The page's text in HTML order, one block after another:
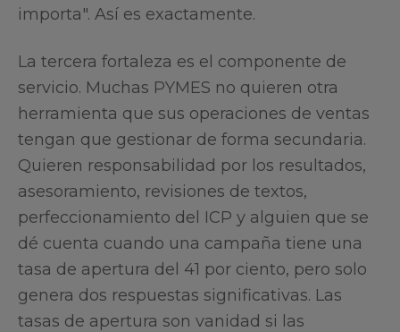
importa". Así es exactamente.
La tercera fortaleza es el componente de
servicio. Muchas PYMES no quieren otra
herramienta que sus operaciones de ventas
tengan que gestionar de forma secundaria.
Quieren responsabilidad por los resultados,
asesoramiento, revisiones de textos,
perfeccionamiento del ICP y alguien que se
dé cuenta cuando una campaña tiene una
tasa de apertura del 41 por ciento, pero solo
genera dos respuestas significativas. Las
tasas de apertura son vanidad si las